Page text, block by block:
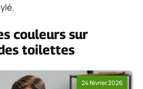
couleurs sur
toilettes
24 février 2026